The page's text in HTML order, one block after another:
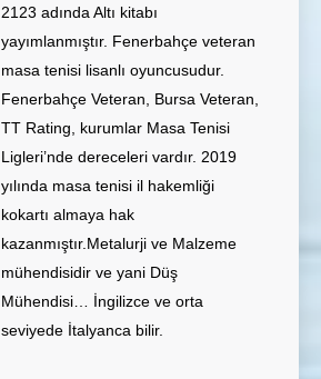
2123 adında Altı kitabı
yayımlanmıştır. Fenerbahçe veteran
masa tenisi lisanlı oyuncusudur.
Fenerbahçe Veteran, Bursa Veteran,
TT Rating, kurumlar Masa Tenisi
Ligleri’nde dereceleri vardır. 2019
yılında masa tenisi il hakemliği
kokartı almaya hak
kazanmıştır.Metalurji ve Malzeme
mühendisidir ve yani Düş
Mühendisi… İngilizce ve orta
seviyede İtalyanca bilir.